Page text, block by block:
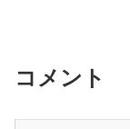
コメント